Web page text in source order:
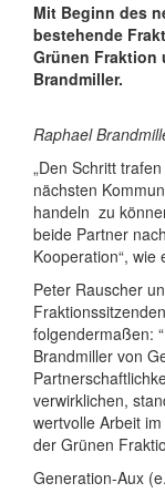
Mit Beginn des
bestehende
Grünen Fraktion
Brandmiller.
Raphael
„Den Schritt
nächsten
handeln zu
beide Partner
Kooperation“,
Peter Rauscher
folgendermaßen:
Brandmiller von
verwirklichen,
wertvolle Arbeit
der Grünen
Generation-Aux